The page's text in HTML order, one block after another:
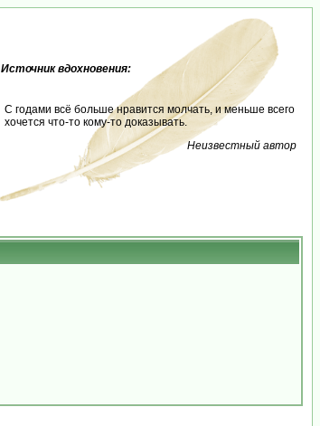
Источник вдохновения:
С годами всё больше нравится молчать, и меньше всего
хочется что-то кому-то доказывать.
Неизвестный автор